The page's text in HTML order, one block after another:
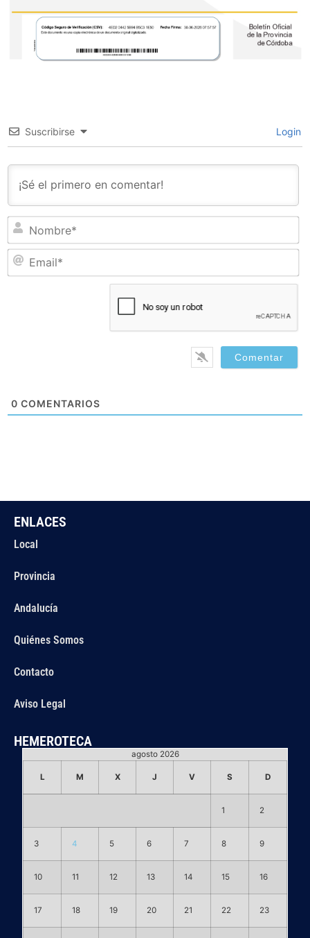
Suscribirse Login
0 COMENTARIOS
ENLACES
Local
Provincia
Andalucía
Quiénes Somos
Contacto
Aviso Legal
HEMEROTECA
agosto 2026
L M X J V S D
1 2
3 4 5 6 7 8 9
10 11 12 13 14 15 16
17 18 19 20 21 22 23